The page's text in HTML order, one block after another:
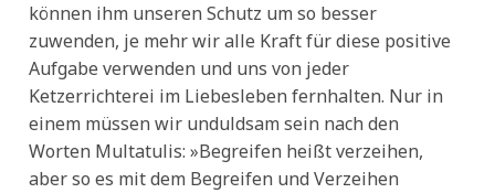
können ihm unseren Schutz um so besser
zuwenden, je mehr wir alle Kraft für diese positive
Aufgabe verwenden und uns von jeder
Ketzerrichterei im Liebesleben fernhalten. Nur in
einem müssen wir unduldsam sein nach den
Worten Multatulis: »Begreifen heißt verzeihen,
aber so es mit dem Begreifen und Verzeihen